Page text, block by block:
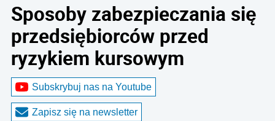
Sposoby zabezpieczania się
przedsiębiorców przed
ryzykiem kursowym
Subskrybuj nas na Youtube
Zapisz się na newsletter